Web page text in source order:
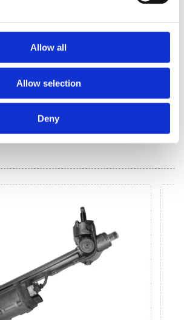
Allow all
Allow selection
Deny
Кліматизація (26)
ДЛЯVW